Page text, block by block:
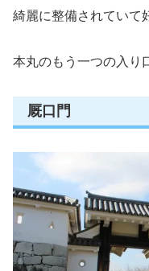
綺麗に整備されていて
本丸のもう一つの入り
厩口門